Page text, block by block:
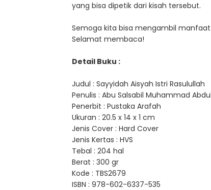
yang bisa dipetik dari kisah tersebut.
Semoga kita bisa mengambil manfaat
Selamat membaca!
Detail Buku :
Judul : Sayyidah Aisyah Istri Rasulullah
Penulis : Abu Salsabil Muhammad
Penerbit : Pustaka Arafah
Ukuran : 20.5 x 14 x 1 cm
Jenis Cover : Hard Cover
Jenis Kertas : HVS
Tebal : 204 hal
Berat : 300 gr
Kode : TBS2679
ISBN : 978-602-6337-535